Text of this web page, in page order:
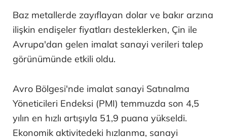
Baz metallerde zayıflayan dolar ve bakır arzına
ilişkin endişeler fiyatları desteklerken, Çin ile
Avrupa'dan gelen imalat sanayi verileri talep
görünümünde etkili oldu.
Avro Bölgesi'nde imalat sanayi Satınalma
Yöneticileri Endeksi (PMI) temmuzda son 4,5
yılın en hızlı artışıyla 51,9 puana yükseldi.
Ekonomik aktivitedeki hızlanma, sanayi